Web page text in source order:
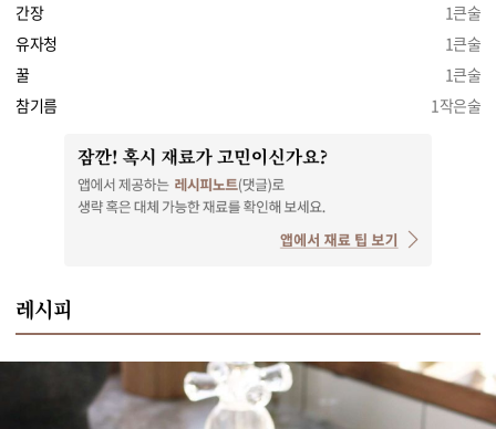
간장
1큰술
유자청
1큰술
꿀
1큰술
참기름
1작은술
레시피